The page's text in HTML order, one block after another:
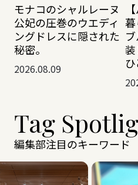
モナコのシャルレーヌ
公妃の圧巻のウエディ
ングドレスに隠された
秘密。
2026.08.09
暮
Tag
編集部注目のキーワード